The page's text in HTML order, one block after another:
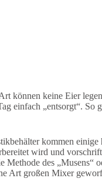
können keine Eier
einfach „entsorgt“. So
kommen
wird und
des „Musens“
Art großen Mixer